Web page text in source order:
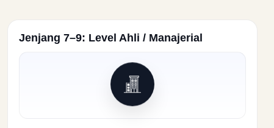
Jenjang 7–9: Level Ahli / Manajerial